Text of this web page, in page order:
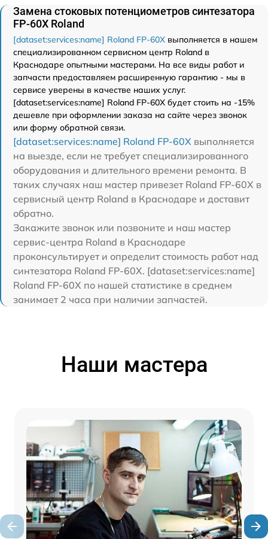
Замена стоковых потенциометров синтезатора
FP-60X Roland
[dataset:services:name] Roland FP-60X выполняется в нашем
специализированном сервисном центр Roland в
Краснодаре опытными мастерами. На все виды работ и
запчасти предоставляем расширенную гарантию - мы в
сервисе уверены в качестве наших услуг.
[dataset:services:name] Roland FP-60X будет стоить на -15%
дешевле при оформлении заказа на сайте через звонок
или форму обратной связи.
[dataset:services:name] Roland FP-60X выполняется
на выезде, если не требует специализированного
оборудования и длительного времени ремонта. В
таких случаях наш мастер привезет Roland FP-60X в
сервисный центр Roland в Краснодаре и доставит
обратно.
Закажите звонок или позвоните и наш мастер
сервис-центра Roland в Краснодаре
проконсультирует и определит стоимость работ над
синтезатора Roland FP-60X. [dataset:services:name]
Roland FP-60X по нашей статистике в среднем
занимает 2 часа при наличии запчастей.
Наши мастера